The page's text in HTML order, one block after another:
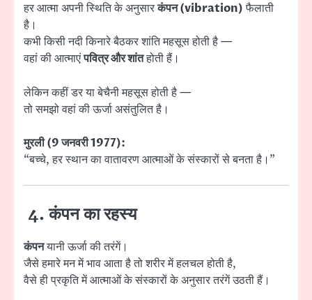
हर आत्मा अपनी स्थिति के अनुसारकंपन (vibration)फैलाती
है।
कभी किसी नदी किनारे बैठकर शांति महसूस होती है —
वहां की आत्माएंपवित्र और शांतहोती हैं।
लेकिन कहीं डर या बेचैनी महसूस होती है —
तो समझो वहां की ऊर्जा असंतुलित है।
मुरली (9 जनवरी 1977):
“बच्चे, हर स्थान का वातावरण आत्माओं के संस्कारों से बनता है।”
4. कंपन का रहस्य
कंपनयानी ऊर्जा की तरंगें।
जैसे हमारे मन में भाव आता है तो शरीर में हलचल होती है,
वैसे ही प्रकृति में आत्माओं के संस्कारों के अनुसार तरंगें उठती हैं।